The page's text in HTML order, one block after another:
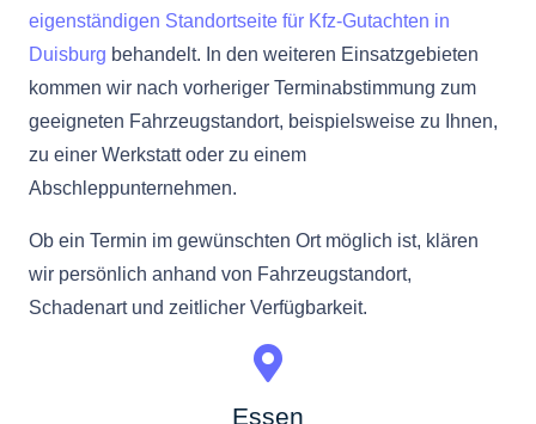
eigenständigen Standortseite für Kfz-Gutachten in
Duisburg behandelt. In den weiteren Einsatzgebieten
kommen wir nach vorheriger Terminabstimmung zum
geeigneten Fahrzeugstandort, beispielsweise zu Ihnen,
zu einer Werkstatt oder zu einem
Abschleppunternehmen.
Ob ein Termin im gewünschten Ort möglich ist, klären
wir persönlich anhand von Fahrzeugstandort,
Schadenart und zeitlicher Verfügbarkeit.
Essen